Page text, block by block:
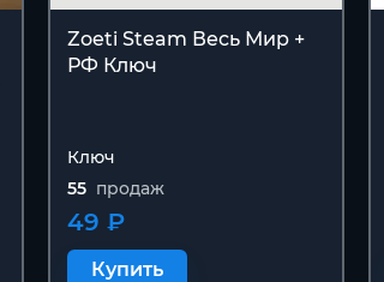
Zoeti Steam Весь Мир +
РФ Ключ
Ключ
55 продаж
49 ₽
Купить